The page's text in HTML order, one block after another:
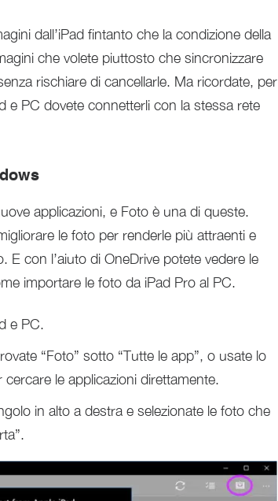
dall’iPad fintanto che la condizione della
che volete piuttosto che sincronizzare
rischiare di cancellarle. Ma ricordate, per
e PC dovete connetterli con la stessa rete
applicazioni, e Foto è una di queste.
le foto per renderle più attraenti e
E con l’aiuto di OneDrive potete vedere le
importare le foto da iPad Pro al PC.
e PC.
“Foto” sotto “Tutte le app”, o usate lo
le applicazioni direttamente.
in alto a destra e selezionate le foto che